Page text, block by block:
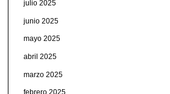
julio 2025
junio 2025
mayo 2025
abril 2025
marzo 2025